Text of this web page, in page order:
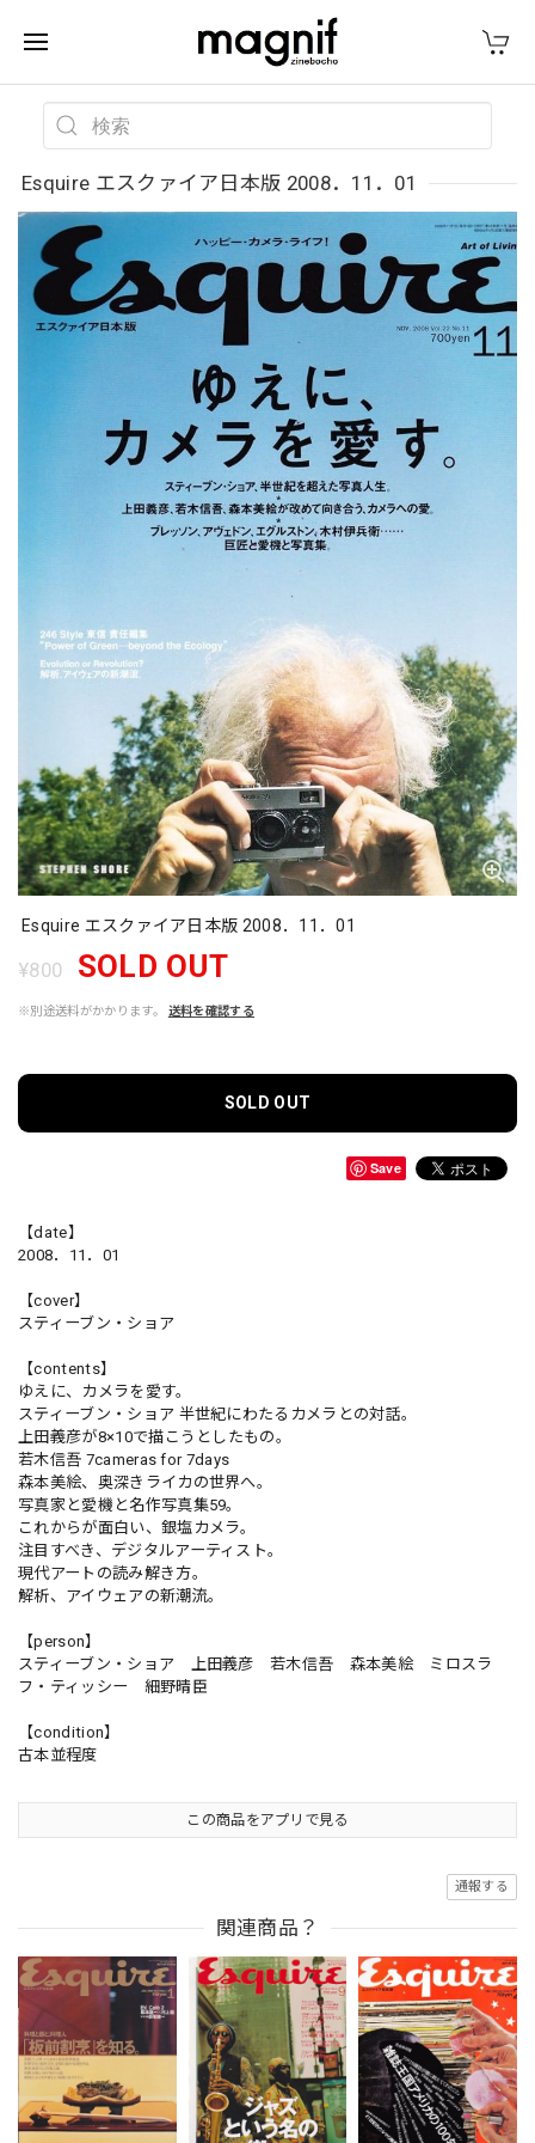
Esquire エスクァイア日本版 2008．11．01
Esquire エスクァイア日本版 2008．11．01
¥800 SOLD OUT
※別途送料がかかります。 送料を確認する
SOLD OUT
Save
【date】
2008．11．01
【cover】
スティーブン・ショア
【contents】
ゆえに、カメラを愛す。
スティーブン・ショア 半世紀にわたるカメラとの対話。
上田義彦が8×10で描こうとしたもの。
若木信吾 7cameras for 7days
森本美絵、奥深きライカの世界へ。
写真家と愛機と名作写真集59。
これからが面白い、銀塩カメラ。
注目すべき、デジタルアーティスト。
現代アートの読み解き方。
解析、アイウェアの新潮流。
【person】
スティーブン・ショア 上田義彦 若木信吾 森本美絵 ミロスラ
フ・ティッシー 細野晴臣
【condition】
古本並程度
この商品をアプリで見る
通報する
関連商品？